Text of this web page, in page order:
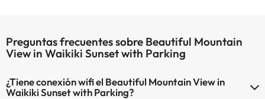
Preguntas frecuentes sobre Beautiful Mountain
View in Waikiki Sunset with Parking
¿Tiene conexión wifi el Beautiful Mountain View in
Waikiki Sunset with Parking?